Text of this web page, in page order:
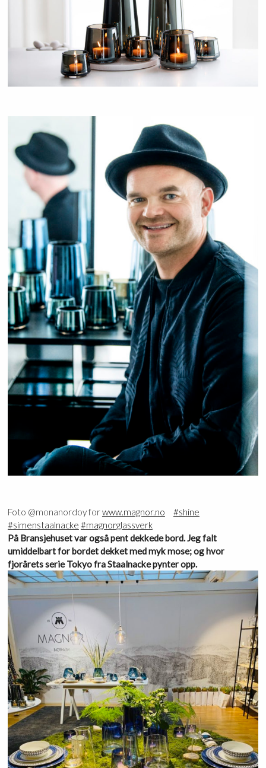
Foto @monanordoy forwww.magnor.no #shine
#simenstaalnacke #magnorglassverk
På Bransjehuset var også pent dekkede bord. Jeg falt
umiddelbart for bordet dekket med myk mose; og hvor
fjorårets serie Tokyo fra Staalnacke pynter opp.